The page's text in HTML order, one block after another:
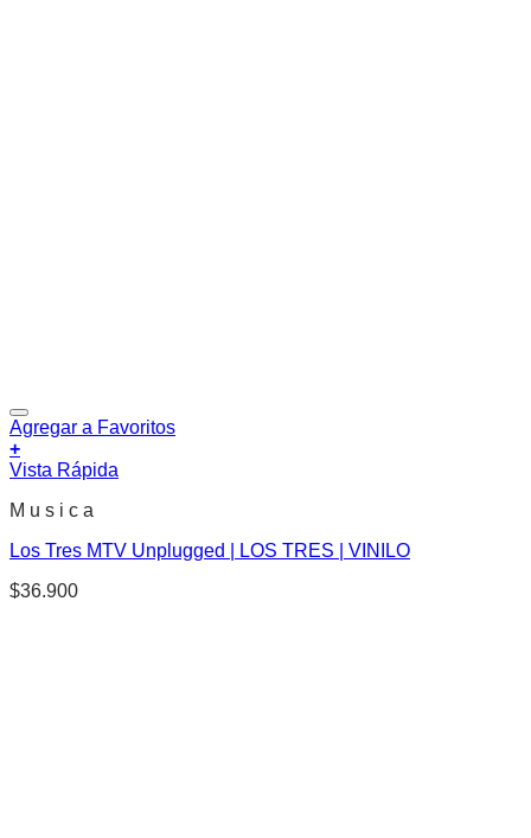
Agregar a Favoritos
+
Vista Rápida
M u s i c a
Los Tres MTV Unplugged | LOS TRES | VINILO
$36.900